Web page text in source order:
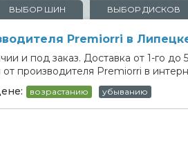
ВЫБОР ШИН ВЫБОР ДИСКОВ
Premiorri в
и под заказ. Доставка от 1-го до
производителя Premiorri в
возрастанию убыванию